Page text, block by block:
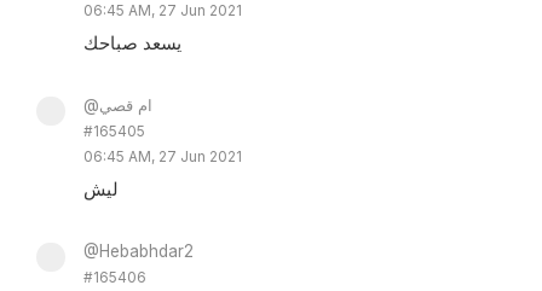
06:45 AM, 27 Jun 2021
يسعد صباحك
@ام قصي
#165405
06:45 AM, 27 Jun 2021
ليش
@Hebabhdar2
#165406